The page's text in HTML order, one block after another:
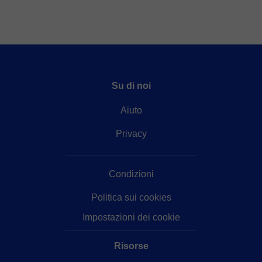
Su di noi
Aiuto
Privacy
Condizioni
Politica sui cookies
Impostazioni dei cookie
Risorse